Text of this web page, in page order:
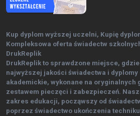
Kup dyplom wyższej uczelni, Kupię
Kompleksowa oferta świadectw
DrukReplik
DrukReplik to sprawdzone miejsce,
najwyższej jakości świadectwa i
akademickie, wykonane na oryginalnych
zestawem pieczęci i zabezpieczeń.
zakres edukacji, począwszy od
poprzez świadectwo ukończenia